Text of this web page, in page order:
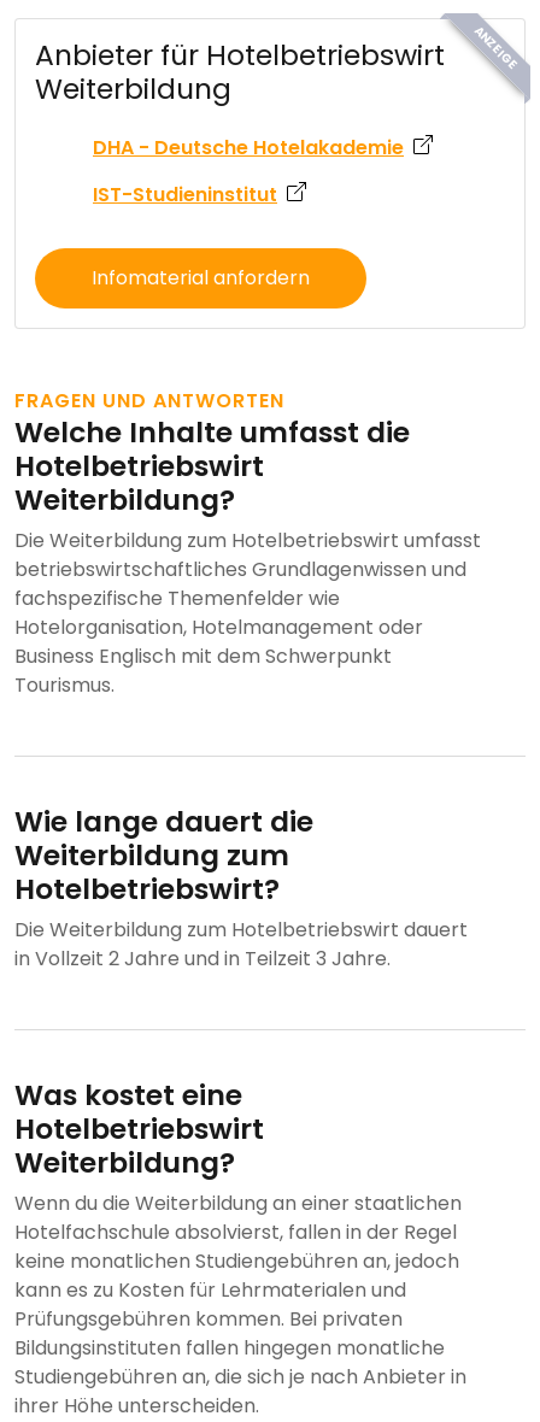
ANZEIGE
Anbieter für Hotelbetriebswirt
Weiterbildung
DHA - Deutsche Hotelakademie
IST-Studieninstitut
Infomaterial anfordern
FRAGEN UND ANTWORTEN
Welche Inhalte umfasst die
Hotelbetriebswirt
Weiterbildung?
Die Weiterbildung zum Hotelbetriebswirt umfasst
betriebswirtschaftliches Grundlagenwissen und
fachspezifische Themenfelder wie
Hotelorganisation, Hotelmanagement oder
Business Englisch mit dem Schwerpunkt
Tourismus.
Wie lange dauert die
Weiterbildung zum
Hotelbetriebswirt?
Die Weiterbildung zum Hotelbetriebswirt dauert
in Vollzeit 2 Jahre und in Teilzeit 3 Jahre.
Was kostet eine
Hotelbetriebswirt
Weiterbildung?
Wenn du die Weiterbildung an einer staatlichen
Hotelfachschule absolvierst, fallen in der Regel
keine monatlichen Studiengebühren an, jedoch
kann es zu Kosten für Lehrmaterialen und
Prüfungsgebühren kommen. Bei privaten
Bildungsinstituten fallen hingegen monatliche
Studiengebühren an, die sich je nach Anbieter in
ihrer Höhe unterscheiden.